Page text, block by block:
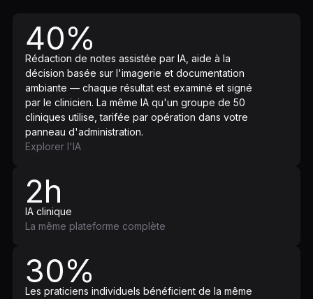
40%
Rédaction de notes assistée par IA, aide à la
décision basée sur l'imagerie et documentation
ambiante — chaque résultat est examiné et signé
par le clinicien. La même IA qu'un groupe de 50
cliniques utilise, tarifée par opération dans votre
panneau d'administration.
Explorer l'IA
2h
IA clinique
La même plateforme complète
30%
Les praticiens individuels bénéficient de la même